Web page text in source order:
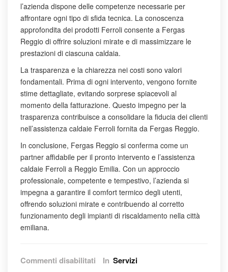
l’azienda dispone delle competenze necessarie per
affrontare ogni tipo di sfida tecnica. La conoscenza
approfondita dei prodotti Ferroli consente a Fergas
Reggio di offrire soluzioni mirate e di massimizzare le
prestazioni di ciascuna caldaia.
La trasparenza e la chiarezza nei costi sono valori
fondamentali. Prima di ogni intervento, vengono fornite
stime dettagliate, evitando sorprese spiacevoli al
momento della fatturazione. Questo impegno per la
trasparenza contribuisce a consolidare la fiducia dei clienti
nell’assistenza caldaie Ferroli fornita da Fergas Reggio.
In conclusione, Fergas Reggio si conferma come un
partner affidabile per il pronto intervento e l’assistenza
caldaie Ferroli a Reggio Emilia. Con un approccio
professionale, competente e tempestivo, l’azienda si
impegna a garantire il comfort termico degli utenti,
offrendo soluzioni mirate e contribuendo al corretto
funzionamento degli impianti di riscaldamento nella città
emiliana.
Commenti disabilitati suIn Servizi